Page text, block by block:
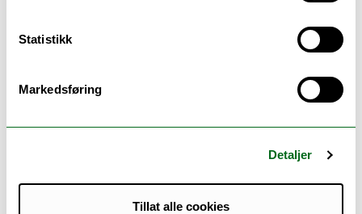
Statistikk
Markedsføring
Detaljer
Tillat alle cookies